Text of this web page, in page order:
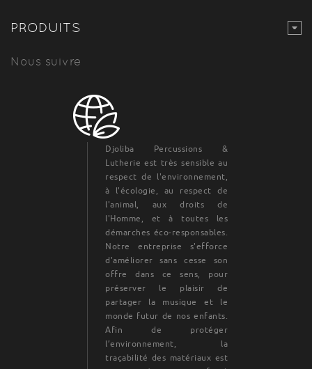
PRODUITS
Nous suivre
Djoliba Percussions &
Lutherie est très sensible au
respect de l'environnement,
à l'écologie, au respect de
l'animal, aux droits de
l'Homme, et à toutes les
démarches éco-responsables.
Notre entreprise s'efforce
d'améliorer sans cesse son
offre dans ce sens, pour
préserver le plaisir de
partager la musique et le
monde futur de nos enfants.
Afin de protéger
l’environnement, la
traçabilité des matériaux est